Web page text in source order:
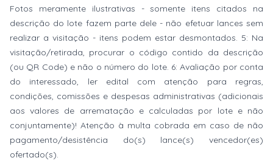
Fotos meramente ilustrativas - somente itens citados na
descrição do lote fazem parte dele - não efetuar lances sem
realizar a visitação - itens podem estar desmontados. 5: Na
visitação/retirada, procurar o código contido da descrição
(ou QR Code) e não o número do lote. 6: Avaliação por conta
do interessado, ler edital com atenção para regras,
condições, comissões e despesas administrativas (adicionais
aos valores de arrematação e calculadas por lote e não
conjuntamente)! Atenção à multa cobrada em caso de não
pagamento/desistência do(s) lance(s) vencedor(es)
ofertado(s).